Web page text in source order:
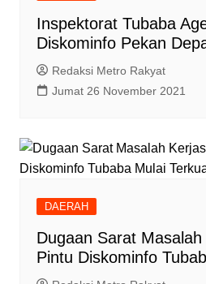
Inspektorat Tubaba
Diskominfo Pekan
Redaksi Metro Rakyat
Jumat 26 November 2021
DAERAH
Dugaan Sarat
Pintu Diskominfo